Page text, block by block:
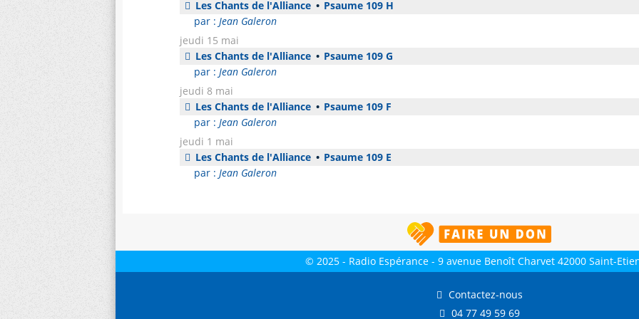
Les Chants de l'Alliance • Psaume 109 H
par : Jean Galeron
jeudi 15 mai
Les Chants de l'Alliance • Psaume 109 G
par : Jean Galeron
jeudi 8 mai
Les Chants de l'Alliance • Psaume 109 F
par : Jean Galeron
jeudi 1 mai
Les Chants de l'Alliance • Psaume 109 E
par : Jean Galeron
© 2025 - Radio Espérance - 9 avenue Benoît Charvet 42000 Saint-
Contactez-nous
04 77 49 59 69